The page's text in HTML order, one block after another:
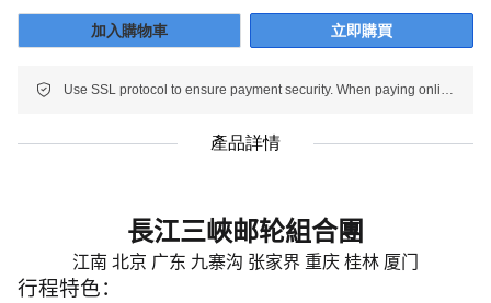
加入購物車 立即購買
Use SSL protocol to ensure payment security. When paying online, your payment information is protected.
產品詳情
長江三峽邮轮組合團
江南 北京 广东 九寨沟 张家界 重庆 桂林 厦门
行程特色：